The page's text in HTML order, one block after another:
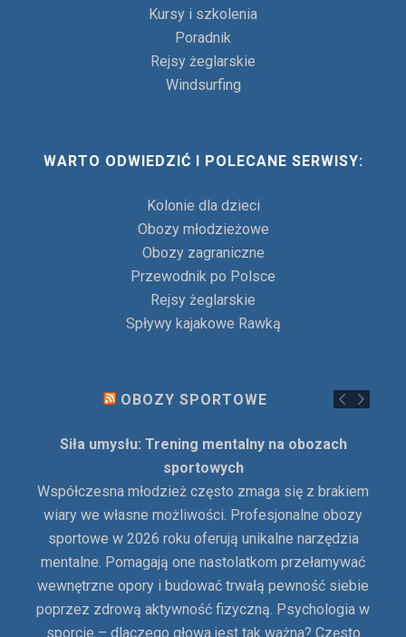
Kursy i szkolenia
Poradnik
Rejsy żeglarskie
Windsurfing
WARTO ODWIEDZIĆ I POLECANE SERWISY:
Kolonie dla dzieci
Obozy młodzieżowe
Obozy zagraniczne
Przewodnik po Polsce
Rejsy żeglarskie
Spływy kajakowe Rawką
OBOZY SPORTOWE
Siła umysłu: Trening mentalny na obozach
sportowych
Współczesna młodzież często zmaga się z brakiem
wiary we własne możliwości. Profesjonalne obozy
sportowe w 2026 roku oferują unikalne narzędzia
mentalne. Pomagają one nastolatkom przełamywać
wewnętrzne opory i budować trwałą pewność siebie
poprzez zdrową aktywność fizyczną. Psychologia w
sporcie – dlaczego głowa jest tak ważna? Często